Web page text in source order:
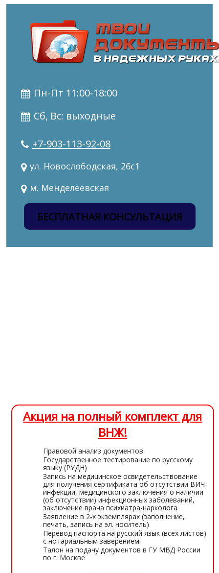
Пн-Пт 11:00-18:00
Сб, Вс: выходные
+7-903-113-92-08
ул. Новослободская, 26с1
м. Менделеевская
БЕСПЛАТНАЯ КОНСУЛЬТАЦИЯ
Акция на полный комплект для
ВНЖ!
Правовой анализ документов
Государственное тестирование по русскому
языку (РУДН)
Запись на медицинское освидетельствование
для получения сертификата об отсутствии ВИЧ-
инфекции, медицинского заключения о наличии
(об отсутствии) инфекционных заболеваний,
заключение врача психиатра-нарколога
Заявление в 2-х экземплярах (заполнение,
печать, запись на эл. носитель)
Перевод паспорта на русский язык (всех листов)
с нотариальным заверением
Талон на подачу документов в ГУ МВД России
по г. Москве